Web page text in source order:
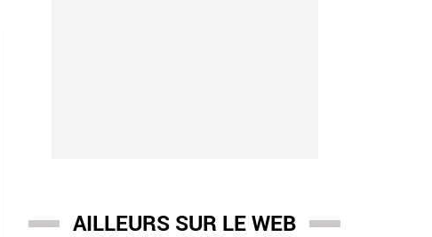
AILLEURS SUR LE WEB